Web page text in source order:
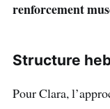
renforcement
Structure
Pour Clara,